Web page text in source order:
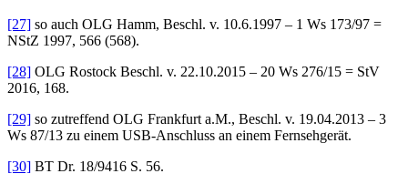
[27] so auch OLG Hamm, Beschl. v. 10.6.1997 – 1 Ws 173/97 =
NStZ 1997, 566 (568).
[28] OLG Rostock Beschl. v. 22.10.2015 – 20 Ws 276/15 = StV
2016, 168.
[29] so zutreffend OLG Frankfurt a.M., Beschl. v. 19.04.2013 – 3
Ws 87/13 zu einem USB-Anschluss an einem Fernsehgerät.
[30] BT Dr. 18/9416 S. 56.